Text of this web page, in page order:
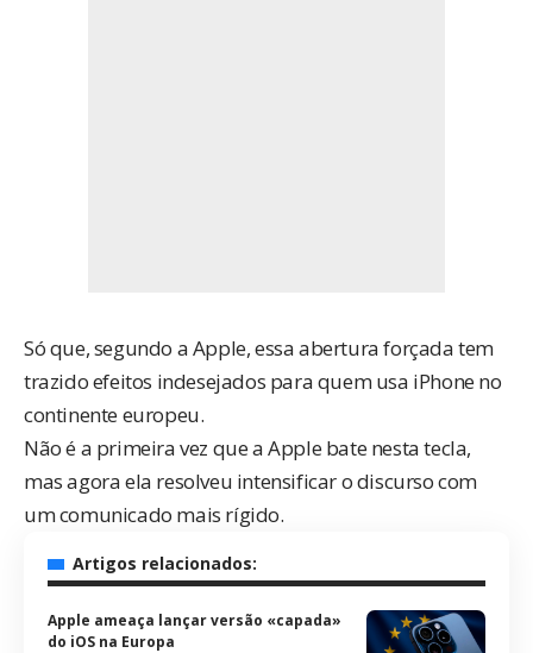
Só que, segundo a Apple, essa abertura forçada tem
trazido efeitos indesejados para quem usa iPhone no
continente europeu.
Não é a primeira vez que a Apple bate nesta tecla,
mas agora ela resolveu intensificar o discurso com
um comunicado mais rígido.
Artigos relacionados:
Apple ameaça lançar versão «capada»
do iOS na Europa